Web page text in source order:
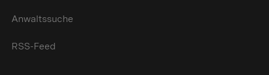
Anwaltssuche
RSS-Feed